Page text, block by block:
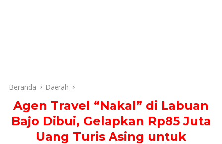
Beranda Daerah
Agen Travel “Nakal” di Labuan
Bajo Dibui, Gelapkan Rp85 Juta
Uang Turis Asing untuk